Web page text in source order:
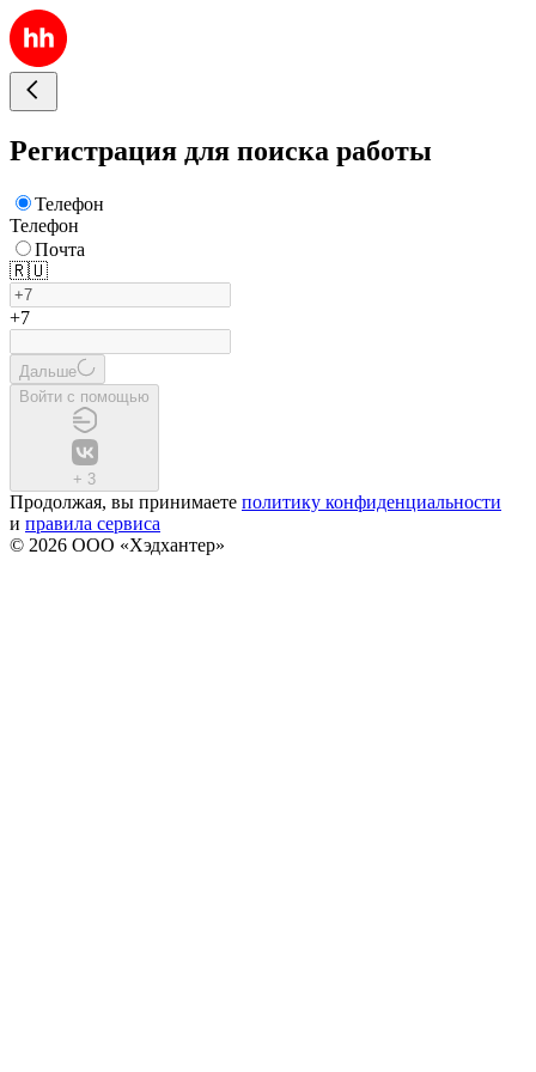
Регистрация для поиска работы
Телефон
Телефон
Почта
🇷🇺
+7
Дальше
Войти с помощью
+ 3
Продолжая, вы принимаете политику конфиденциальности
и правила сервиса
© 2026 ООО «Хэдхантер»